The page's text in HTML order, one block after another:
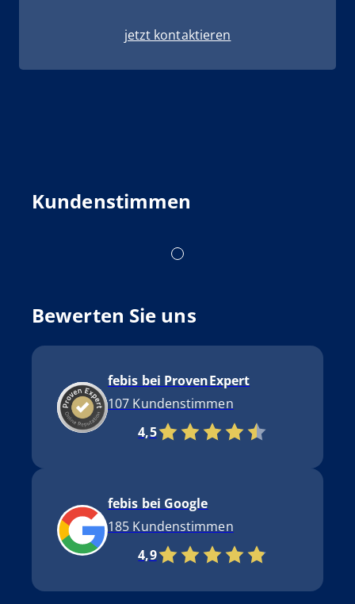
jetzt kontaktieren
Kundenstimmen
Bewerten Sie uns
febis bei ProvenExpert
107 Kundenstimmen
4,5
febis bei Google
185 Kundenstimmen
4,9